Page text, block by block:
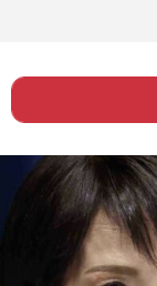
Page 1